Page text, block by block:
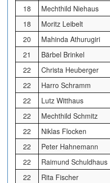
18
Mechthild Niehaus
18
Moritz Leibelt
20
Mahinda Athurugiri
21
Bärbel Brinkel
22
Christa Heuberger
22
Harro Schramm
22
Lutz Witthaus
22
Mechthild Schmitz
22
Niklas Flocken
22
Peter Hahnemann
22
Raimund Schuldhaus
22
Rita Fischer